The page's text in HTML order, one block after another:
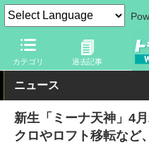
カテゴリ 過去記事
トラベル Watch 旅の情報
ニュース
新生「ミーナ天神」4
クロやロフト移転など